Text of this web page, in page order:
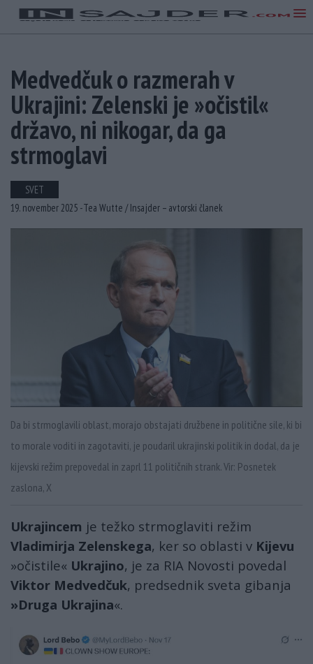
Medvedčuk o razmerah v
Ukrajini: Zelenski je »očistil«
državo, ni nikogar, da ga
strmoglavi
SVET
19. november 2025 -Tea Wutte /Insajder – avtorski članek
Da bi strmoglavili oblast, morajo obstajati družbene in politične sile, ki bi
to morale voditi in zagotaviti, je poudaril ukrajinski politik in dodal, da je
kijevski režim prepovedal in zaprl 11 političnih strank. Vir: Posnetek
zaslona, X
Ukrajincem je težko strmoglaviti režim
Vladimirja Zelenskega, ker so oblasti v Kijevu
»očistile« Ukrajino, je za RIA Novosti povedal
Viktor Medvedčuk, predsednik sveta gibanja
»Druga Ukrajina«.